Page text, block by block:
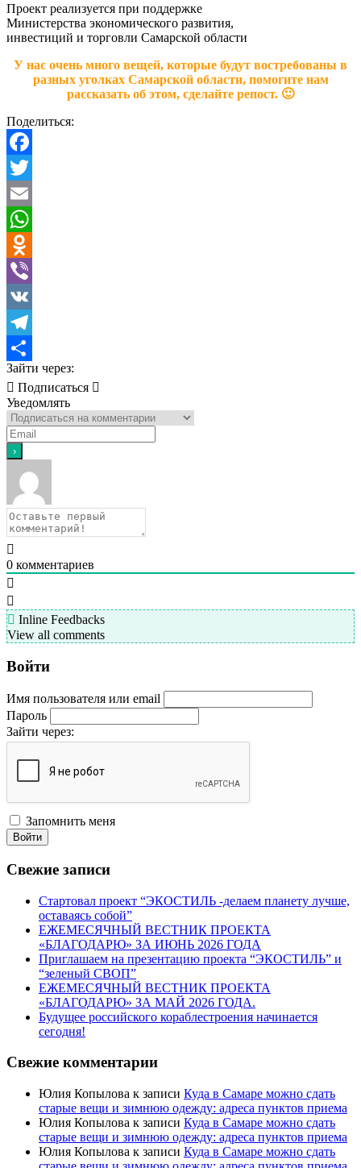
Проект реализуется при поддержке
Министерства экономического развития,
инвестиций и торговли Самарской области
У нас очень много вещей, которые будут востребованы в
разных уголках Самарской области, помогите нам
рассказать об этом, сделайте репост. 🙂
Поделиться:
Facebook
Twitter
Email
WhatsApp
Odnoklassniki
Viber
VK
Telegram
Отправить
Зайти через:
Подписаться
Уведомлять
0 комментариев
Inline Feedbacks
View all comments
Войти
Имя пользователя или email
Пароль
Зайти через:
Запомнить меня
Войти
Свежие записи
Стартовал проект “ЭКОСТИЛЬ -делаем планету лучше,
оставаясь собой”
ЕЖЕМЕСЯЧНЫЙ ВЕСТНИК ПРОЕКТА
«БЛАГОДАРЮ» ЗА ИЮНЬ 2026 ГОДА
Приглашаем на презентацию проекта “ЭКОСТИЛЬ” и
“зеленый СВОП”
ЕЖЕМЕСЯЧНЫЙ ВЕСТНИК ПРОЕКТА
«БЛАГОДАРЮ» ЗА МАЙ 2026 ГОДА.
Будущее российского кораблестроения начинается
сегодня!
Свежие комментарии
Юлия Копылова к записи Куда в Самаре можно сдать
старые вещи и зимнюю одежду: адреса пунктов приема
Юлия Копылова к записи Куда в Самаре можно сдать
старые вещи и зимнюю одежду: адреса пунктов приема
Юлия Копылова к записи Куда в Самаре можно сдать